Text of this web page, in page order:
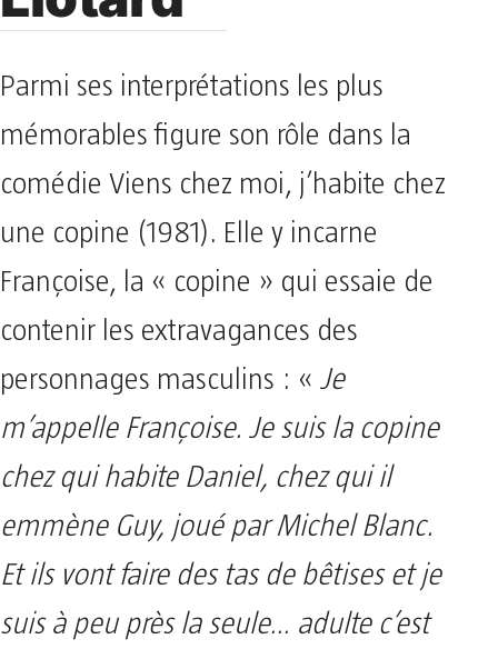
Parmi ses interprétations les plus
mémorables figure son rôle dans la
comédie Viens chez moi, j’habite chez
une copine (1981). Elle y incarne
Françoise, la « copine » qui essaie de
contenir les extravagances des
personnages masculins : « Je
m’appelle Françoise. Je suis la copine
chez qui habite Daniel, chez qui il
emmène Guy, joué par Michel Blanc.
Et ils vont faire des tas de bêtises et je
suis à peu près la seule… adulte c’est